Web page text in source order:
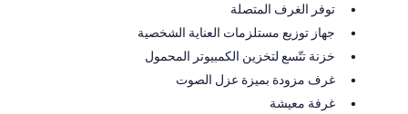
توفر الغرف المتصلة
جهاز توزيع مستلزمات العناية الشخصية
خزنة تتّسع لتخزين الكمبيوتر المحمول
غرف مزودة بميزة عزل الصوت
غرفة معيشة